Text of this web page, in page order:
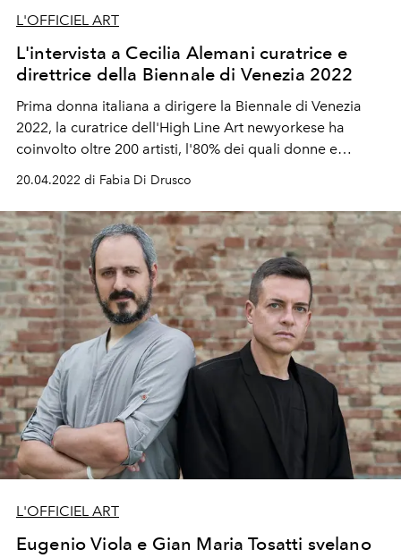
L'OFFICIEL ART
L'intervista a Cecilia Alemani curatrice e
direttrice della Biennale di Venezia 2022
Prima donna italiana a dirigere la Biennale di Venezia
2022, la curatrice dell'High Line Art newyorkese ha
coinvolto oltre 200 artisti, l'80% dei quali donne e
soggetti non binari. La mostra esplora le grandi
ritorno a celebrare l'arte in comunità.
20.04.2022 di Fabia Di Drusco
L'OFFICIEL ART
Eugenio Viola e Gian Maria Tosatti svelano